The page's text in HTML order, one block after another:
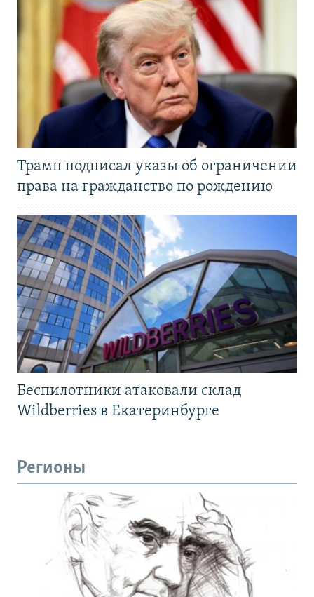
Трамп подписал указы об ограничении
права на гражданство по рождению
Беспилотники атаковали склад
Wildberries в Екатеринбурге
Регионы